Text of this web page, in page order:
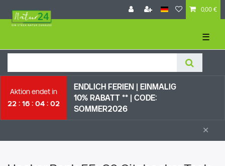
0,00 €
☰
Aktion endet in
22
16 04 01
ENDLICH FERIEN | EI NMALIG
10% RABATT ** |
CODE:
SOMMER2026
×